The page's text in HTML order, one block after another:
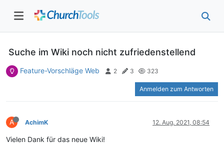
Suche im Wiki noch nicht zufriedenstellend
Feature-Vorschläge Web 2 3 323
Anmelden zum Antworten
A AchimK 12. Aug. 2021, 08:54
Vielen Dank für das neue Wiki!